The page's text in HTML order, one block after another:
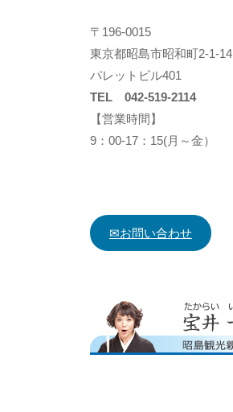
〒196-0015
東京都昭島市昭和町2-1-14
パレットビル401
TEL 042-519-2114
【営業時間】
9：00-17：15(月～金）
✉お問い合わせ